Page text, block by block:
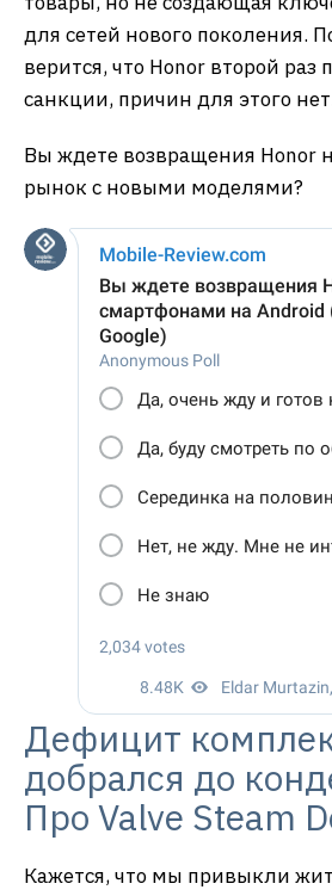
для сетей нового поколения.
верится, что Honor второй раз
санкции, причин для этого
Вы ждете возвращения Honor
рынок с новыми моделями?
Дефицит
добрался до
Про Valve Steam
Кажется, что мы привыкли